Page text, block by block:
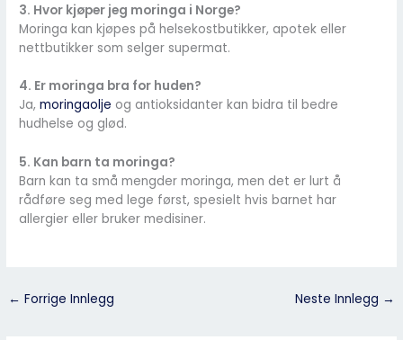
3. Hvor kjøper jeg moringa i Norge?
Moringa kan kjøpes på helsekostbutikker, apotek eller
nettbutikker som selger supermat.
4. Er moringa bra for huden?
Ja,moringaolje og antioksidanter kan bidra til bedre
hudhelse og glød.
5. Kan barn ta moringa?
Barn kan ta små mengder moringa, men det er lurt å
rådføre seg med lege først, spesielt hvis barnet har
allergier eller bruker medisiner.
← Forrige Innlegg Neste Innlegg →